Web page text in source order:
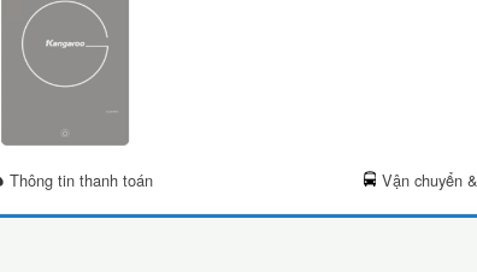
Thông tin thanh toán Vận chuyển